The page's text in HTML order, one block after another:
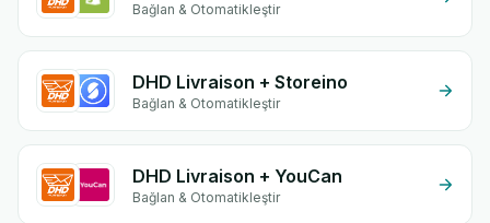
Bağlan & Otomatikleştir
DHD Livraison + Storeino
Bağlan & Otomatikleştir
DHD Livraison + YouCan
Bağlan & Otomatikleştir